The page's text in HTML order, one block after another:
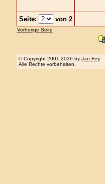
Seite: von 2
Vorherige Seite
© Copyright 2001-2026 by Jan Fey
Alle Rechte vorbehalten.